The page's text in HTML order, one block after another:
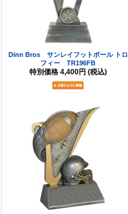
Dinn Bros サンレイフットボール トロ
フィー TR196FB
特別価格 4,400円 (税込)